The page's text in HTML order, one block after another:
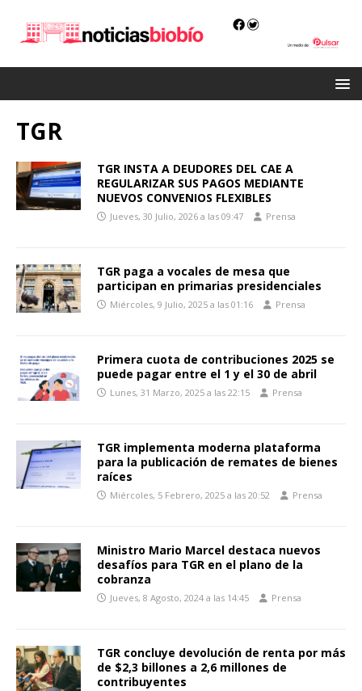
TGR
TGR INSTA A DEUDORES DEL CAE A
REGULARIZAR SUS PAGOS MEDIANTE
NUEVOS CONVENIOS FLEXIBLES
Jueves, 30 Julio, 2026 a las 09:47 Prensa
TGR paga a vocales de mesa que
participan en primarias presidenciales
Miércoles, 9 Julio, 2025 a las 01:16 Prensa
Primera cuota de contribuciones 2025 se
puede pagar entre el 1 y el 30 de abril
Lunes, 31 Marzo, 2025 a las 22:15 Prensa
TGR implementa moderna plataforma
para la publicación de remates de bienes
raíces
Miércoles, 5 Febrero, 2025 a las 20:52 Prensa
Ministro Mario Marcel destaca nuevos
desafíos para TGR en el plano de la
cobranza
Jueves, 8 Agosto, 2024 a las 14:45 Prensa
TGR concluye devolución de renta por más
de $2,3 billones a 2,6 millones de
contribuyentes